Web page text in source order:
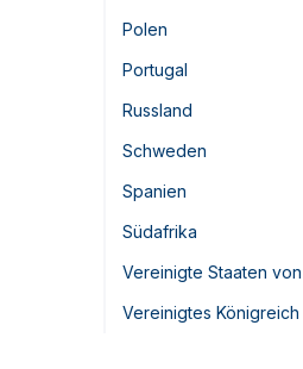
Polen
Portugal
Russland
Schweden
Spanien
Südafrika
Vereinigte Staaten
Vereinigtes Königreich